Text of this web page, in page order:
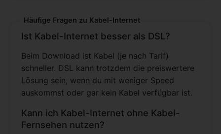
Häufige Fragen zu Kabel-Internet
Ist Kabel-Internet besser als DSL?
Beim Download ist Kabel (je nach Tarif)
schneller. DSL kann trotzdem die preiswertere
Lösung sein, wenn du mit weniger Speed
auskommst oder gar kein Kabel verfügbar ist.
Kann ich Kabel-Internet ohne Kabel-
Fernsehen nutzen?